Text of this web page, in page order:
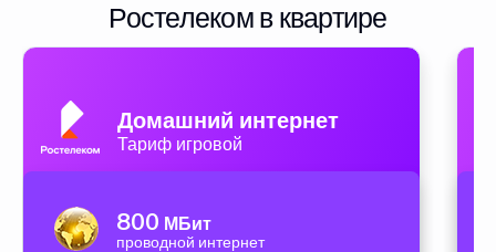
Ростелеком в квартире
Домашний интернет
Тариф игровой
800 МБит
проводной интернет